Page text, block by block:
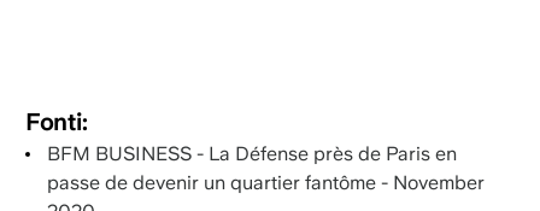
Fonti:
BFM BUSINESS - La Défense près de Paris en
passe de devenir un quartier fantôme - November